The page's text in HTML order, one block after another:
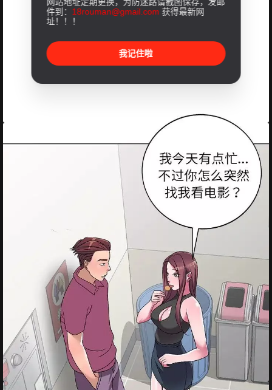
件到： 18rouman@gmail.com 获得最新网
址！！！
我记住啦